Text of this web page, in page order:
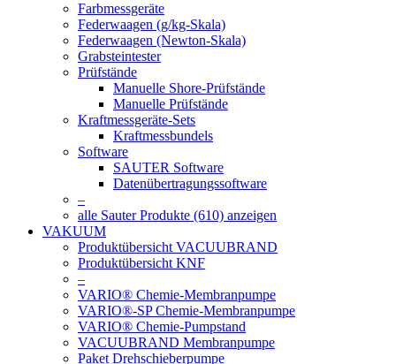
Farbmessgeräte
Federwaagen (g/kg-Skala)
Federwaagen (Newton-Skala)
Grabsteintester
Prüfstände
Manuelle Shore-Prüfstände
Manuelle Prüfstände
Kraftmessgeräte-Sets
Kraftmessbundels
Software
SAUTER Software
Datenübertragungssoftware
–
alle Sauter Produkte (610) anzeigen
VAKUUM
Produktübersicht VACUUBRAND
Produktübersicht KNF
–
VARIO® Chemie-Membranpumpe
VARIO®-SP Chemie-Membranpumpe
VARIO® Chemie-Pumpstand
VACUUBRAND Membranpumpe
Paket Drehschieberpumpe